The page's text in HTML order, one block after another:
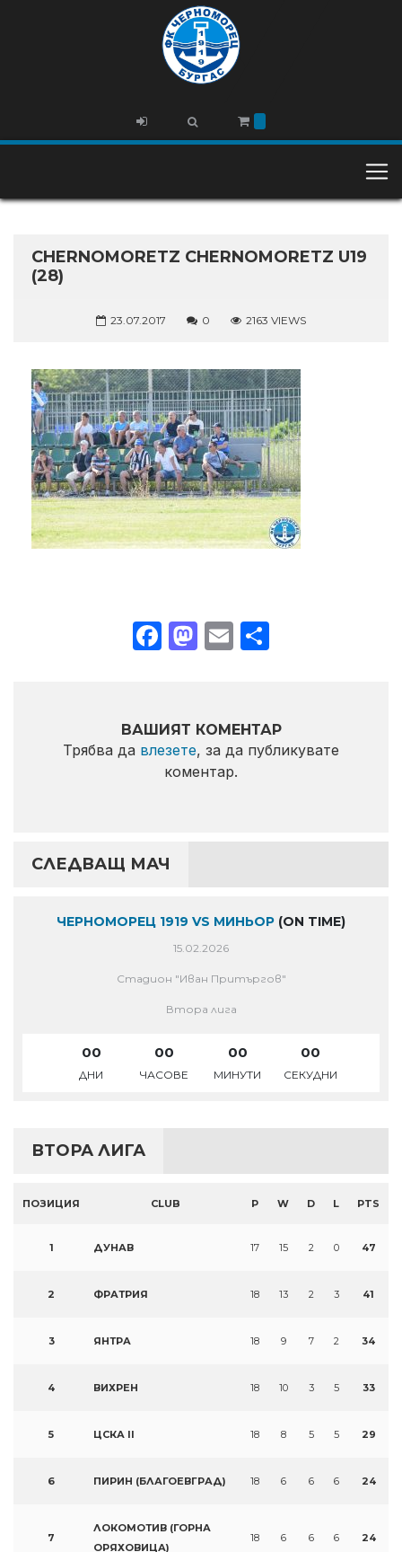
CHERNOMORETZ CHERNOMORETZ U19
(28)
23.07.2017 0 2163 VIEWS
Facebook
Mastodon
Email
ВАШИЯТ КОМЕНТАР
Трябва да влезете, за да публикувате
коментар.
СЛЕДВАЩ МАЧ
ЧЕРНОМОРЕЦ 1919 VS МИНЬОР (ON TIME)
15.02.2026
Стадион "Иван Притъргов"
Втора лига
00
ДНИ
00
ЧАСОВЕ
00
МИНУТИ
00
СЕКУДНИ
ВТОРА ЛИГА
ПОЗИЦИЯ CLUB P W D L PTS
1 ДУНАВ 17 15 2 0 47
2 ФРАТРИЯ 18 13 2 3 41
3 ЯНТРА 18 9 7 2 34
4 ВИХРЕН 18 10 3 5 33
5 ЦСКА II 18 8 5 5 29
6 ПИРИН (БЛАГОЕВГРАД) 18 6 6 6 24
7
ЛОКОМОТИВ (ГОРНА
ОРЯХОВИЦА)
18 6 6 6 24